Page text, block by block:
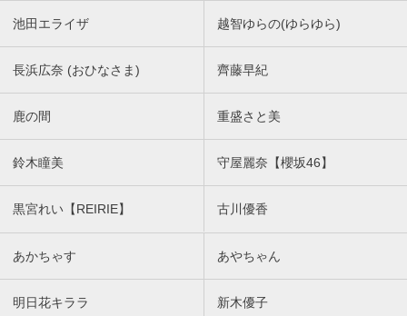
池田エライザ 越智ゆらの(ゆらゆら)
長浜広奈 (おひなさま) 齊藤早紀
鹿の間 重盛さと美
鈴木瞳美 守屋麗奈【櫻坂46】
黒宮れい【REIRIE】 古川優香
あかちゃす あやちゃん
明日花キララ 新木優子